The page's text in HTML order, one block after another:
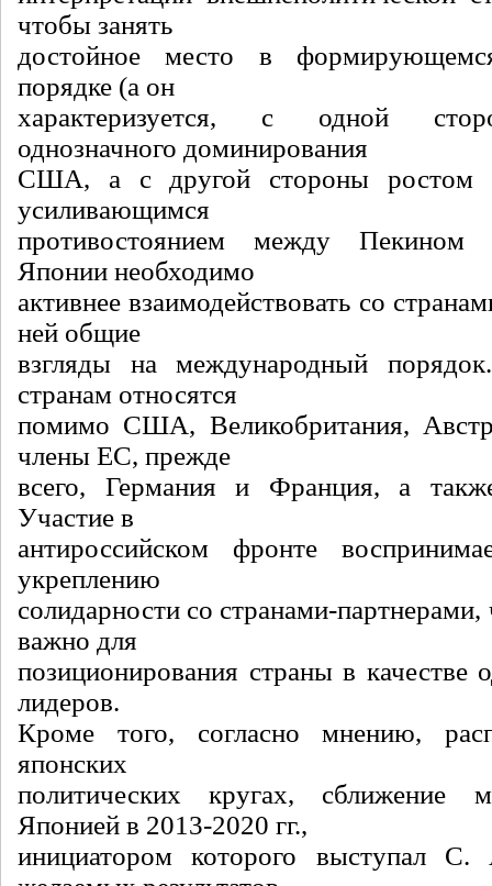
чтобы занять
достойное место в
порядке (а он
характеризуется, с одной
однозначного доминирования
США, а с другой стороны ростом
усиливающимся
противостоянием между
Японии необходимо
активнее взаимодействовать со
ней общие
взгляды на международный
странам относятся
помимо США, Великобритания,
члены ЕС, прежде
всего, Германия и Франция, а
Участие в
антироссийском фронте
укреплению
солидарности со странами-
важно для
позиционирования страны в качестве
лидеров.
Кроме того, согласно мнению,
японских
политических кругах, сближение
Японией в 2013-2020 гг.,
инициатором которого выступал